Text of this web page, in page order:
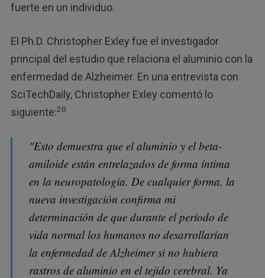
fuerte en un individuo.
El Ph.D. Christopher Exley fue el investigador
principal del estudio que relaciona el aluminio con la
enfermedad de Alzheimer. En una entrevista con
SciTechDaily, Christopher Exley comentó lo
siguiente:20
"Esto demuestra que el aluminio y el beta-
amiloide están entrelazados de forma íntima
en la neuropatología. De cualquier forma, la
nueva investigación confirma mi
determinación de que durante el período de
vida normal los humanos no desarrollarían
la enfermedad de Alzheimer si no hubiera
rastros de aluminio en el tejido cerebral. Ya